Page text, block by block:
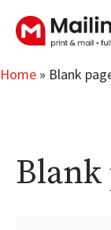
Home » Blank
Blank